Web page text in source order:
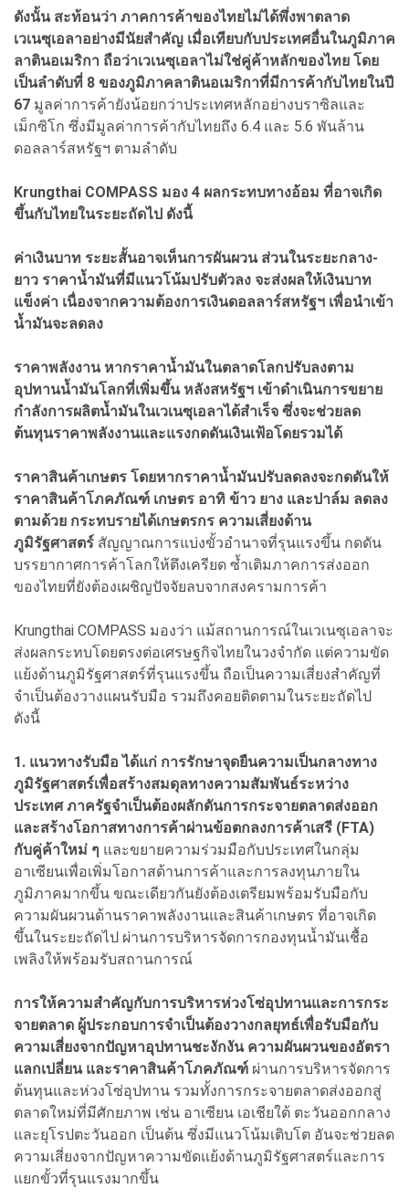
ดังนั้น สะท้อนว่า ภาคการค้าของไทยไม่ได้พึ่งพาตลาด
เวเนซุเอลาอย่างมีนัยสำคัญ เมื่อเทียบกับประเทศอื่นในภูมิภาค
ลาตินอเมริกา ถือว่าเวเนซุเอลาไม่ใช่คู่ค้าหลักของไทย โดย
เป็นลำดับที่ 8 ของภูมิภาคลาตินอเมริกาที่มีการค้ากับไทยในปี
67 มูลค่าการค้ายังน้อยกว่าประเทศหลักอย่างบราซิลและ
เม็กซิโก ซึ่งมีมูลค่าการค้ากับไทยถึง 6.4 และ 5.6 พันล้าน
ดอลลาร์สหรัฐฯ ตามลำดับ
Krungthai COMPASS มอง 4 ผลกระทบทางอ้อม ที่อาจเกิด
ขึ้นกับไทยในระยะถัดไป ดังนี้
ค่าเงินบาท ระยะสั้นอาจเห็นการผันผวน ส่วนในระยะกลาง-
ยาว ราคาน้ำมันที่มีแนวโน้มปรับตัวลง จะส่งผลให้เงินบาท
แข็งค่า เนื่องจากความต้องการเงินดอลลาร์สหรัฐฯ เพื่อนำเข้า
น้ำมันจะลดลง
ราคาพลังงาน หากราคาน้ำมันในตลาดโลกปรับลงตาม
อุปทานน้ำมันโลกที่เพิ่มขึ้น หลังสหรัฐฯ เข้าดำเนินการขยาย
กำลังการผลิตน้ำมันในเวเนซุเอลาได้สำเร็จ ซึ่งจะช่วยลด
ต้นทุนราคาพลังงานและแรงกดดันเงินเฟ้อโดยรวมได้
ราคาสินค้าเกษตร โดยหากราคาน้ำมันปรับลดลงจะกดดันให้
ราคาสินค้าโภคภัณฑ์ เกษตร อาทิ ข้าว ยาง และปาล์ม ลดลง
ตามด้วย กระทบรายได้เกษตรกร ความเสี่ยงด้าน
ภูมิรัฐศาสตร์ สัญญาณการแบ่งขั้วอำนาจที่รุนแรงขึ้น กดดัน
บรรยากาศการค้าโลกให้ตึงเครียด ซ้ำเติมภาคการส่งออก
ของไทยที่ยังต้องเผชิญปัจจัยลบจากสงครามการค้า
Krungthai COMPASS มองว่า แม้สถานการณ์ในเวเนซุเอลาจะ
ส่งผลกระทบโดยตรงต่อเศรษฐกิจไทยในวงจำกัด แต่ความขัด
แย้งด้านภูมิรัฐศาสตร์ที่รุนแรงขึ้น ถือเป็นความเสี่ยงสำคัญที่
จำเป็นต้องวางแผนรับมือ รวมถึงคอยติดตามในระยะถัดไป
ดังนี้
1. แนวทางรับมือ ได้แก่ การรักษาจุดยืนความเป็นกลางทาง
ภูมิรัฐศาสตร์เพื่อสร้างสมดุลทางความสัมพันธ์ระหว่าง
ประเทศ ภาครัฐจำเป็นต้องผลักดันการกระจายตลาดส่งออก
และสร้างโอกาสทางการค้าผ่านข้อตกลงการค้าเสรี (FTA)
กับคู่ค้าใหม่ ๆ และขยายความร่วมมือกับประเทศในกลุ่ม
อาเซียนเพื่อเพิ่มโอกาสด้านการค้าและการลงทุนภายใน
ภูมิภาคมากขึ้น ขณะเดียวกันยังต้องเตรียมพร้อมรับมือกับ
ความผันผวนด้านราคาพลังงานและสินค้าเกษตร ที่อาจเกิด
ขึ้นในระยะถัดไป ผ่านการบริหารจัดการกองทุนน้ำมันเชื้อ
เพลิงให้พร้อมรับสถานการณ์
การให้ความสำคัญกับการบริหารห่วงโซ่อุปทานและการกระ
จายตลาด ผู้ประกอบการจำเป็นต้องวางกลยุทธ์เพื่อรับมือกับ
ความเสี่ยงจากปัญหาอุปทานชะงักงัน ความผันผวนของอัตรา
แลกเปลี่ยน และราคาสินค้าโภคภัณฑ์ ผ่านการบริหารจัดการ
ต้นทุนและห่วงโซ่อุปทาน รวมทั้งการกระจายตลาดส่งออกสู่
ตลาดใหม่ที่มีศักยภาพ เช่น อาเซียน เอเชียใต้ ตะวันออกกลาง
และยุโรปตะวันออก เป็นต้น ซึ่งมีแนวโน้มเติบโต อันจะช่วยลด
ความเสี่ยงจากปัญหาความขัดแย้งด้านภูมิรัฐศาสตร์และการ
แยกขั้วที่รุนแรงมากขึ้น